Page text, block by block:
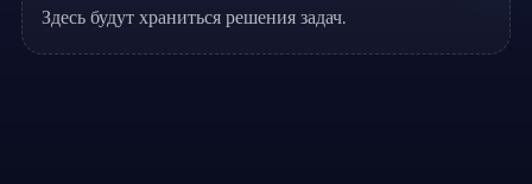
Здесь будут храниться решения задач.